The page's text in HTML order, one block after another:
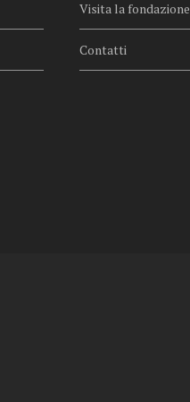
Visita la fondazione
Contatti